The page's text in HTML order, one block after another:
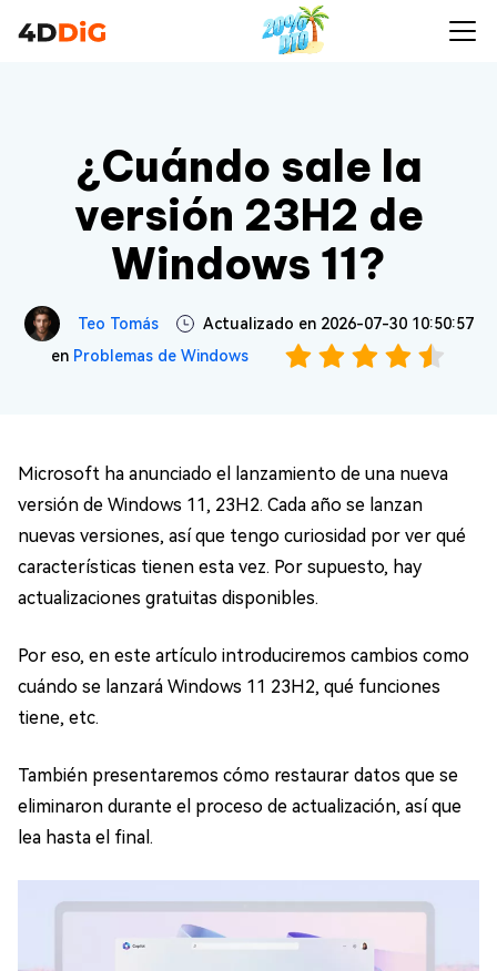
¿Cuándo sale la
versión 23H2 de
Windows 11?
Teo Tomás
Actualizado en 2026-07-30 10:50:57
en Problemas de Windows
Microsoft ha anunciado el lanzamiento de una nueva
versión de Windows 11, 23H2. Cada año se lanzan
nuevas versiones, así que tengo curiosidad por ver qué
características tienen esta vez. Por supuesto, hay
actualizaciones gratuitas disponibles.
Por eso, en este artículo introduciremos cambios como
cuándo se lanzará Windows 11 23H2, qué funciones
tiene, etc.
También presentaremos cómo restaurar datos que se
eliminaron durante el proceso de actualización, así que
lea hasta el final.